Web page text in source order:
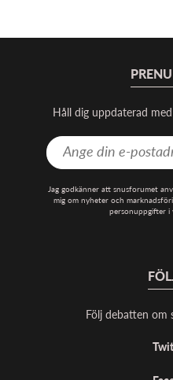
Håll dig uppdaterad
Jag godkänner att snusforumet
mig om nyheter och
personuppgifter i
Följ debatten om